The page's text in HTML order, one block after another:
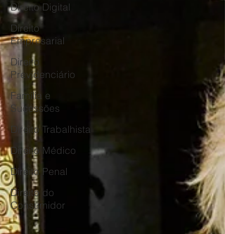
Direito Digital
Direito
Empresarial
Direito
Previdenciário
Família e
Sucessões
Direito Trabalhista
Direito Médico
Direito Penal
Direito do
Consumidor